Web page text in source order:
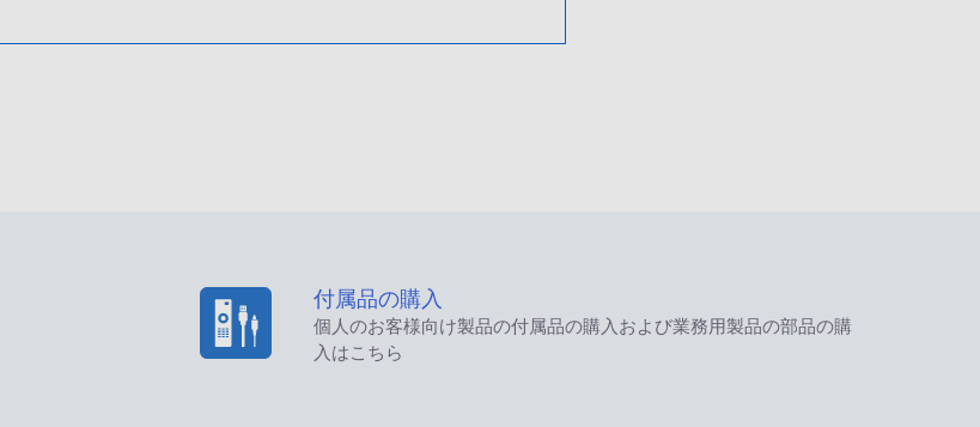
付属品の購入
個人のお客様向け製品の付属品の購入および業務用製品の部品の購
入はこちら